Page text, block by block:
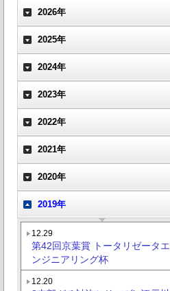
2026年
2025年
2024年
2023年
2022年
2021年
2020年
2019年
12.29
第42回京葉賞 トータリゼータエ
ンジニアリング杯
12.20